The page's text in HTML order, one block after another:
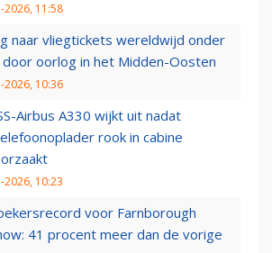
2026, 11:58
naar vliegtickets wereldwijd onder
door oorlog in het Midden-Oosten
2026, 10:36
Airbus A330 wijkt uit nadat
rook in cabine
2026, 10:23
voor Farnborough
41 procent meer dan de vorige